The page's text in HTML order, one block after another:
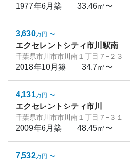
1977年6月築 33.46㎡〜
3,630万円 〜
エクセレントシティ市川駅南
千葉県市川市市川南１丁目７−２３
2018年10月築 34.7㎡〜
4,131万円 〜
エクセレントシティ市川
千葉県市川市市川南１丁目７−３１
2009年6月築 48.45㎡〜
7,532万円 〜